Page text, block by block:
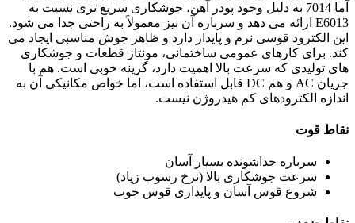
آما 7014 به دلیل وجود پودر آهن، جوشکاری سریع تری نسبت به
E6013 ارائه می دهد و سرباره آن نیز معمولاً به راحتی جدا می شود.
این الکترود قوسی نرم و پایدار دارد و ظاهر جوش مناسبی ایجاد می
کند. برای کارهای عمومی ساختمانی، مونتاژ قطعات و جوشکاری
های تولیدی که سرعت بالا اهمیت دارد، گزینه خوبی است. هم با
جریان AC و هم DC قابل استفاده است، اما خواص مکانیکی آن به
اندازه الکترودهای کم هیدروژن نیست.
نقاط قوت
سرباره جداشونده بسیار آسان
سرعت جوشکاری بالا (نرخ رسوب زیاد)
شروع قوس آسان و پایداری قوس خوب